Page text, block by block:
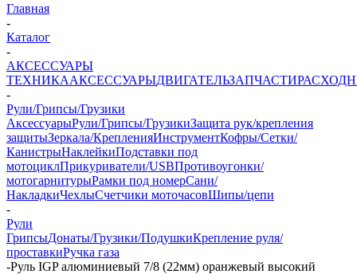
Главная
-
Каталог
-
АКСЕССУАРЫ
ТЕХНИКААКСЕССУАРЫДВИГАТЕЛЬЗАПЧАСТИ
-
Рули/Грипсы/Грузики
АксессуарыРули/Грипсы/ГрузикиЗащита рук/крепления
защитыЗеркала/КрепленияИнструментКофры/Сетки/
КанистрыНаклейкиПодставки под
мотоциклПрикуриватели/USBПротивоугонки/
мотогарнитурыРамки под номерСани/
НакладкиЧехлыСчетчики моточасовШипы/цепи
-
Рули
ГрипсыДонаты/Грузики/ПодушкиКрепление руля/
проставкиРучка газа
-Руль IGP алюминиевый 7/8 (22мм) оранжевый высокий